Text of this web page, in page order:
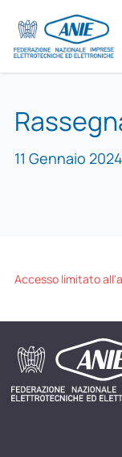
11 Gennaio 2024
Accesso limitato